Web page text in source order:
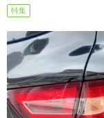
特集